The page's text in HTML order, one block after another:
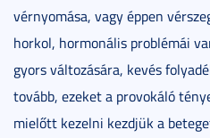
vérnyomása, vagy éppen
horkol, hormonális problémái
gyors változására, kevés
tovább, ezeket a provokáló
mielőtt kezelni kezdjük a